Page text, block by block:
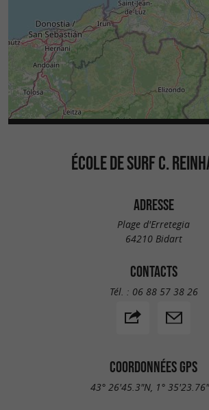
ÉCOLE DE SURF C.
ADRESSE
Plage d'Erretegia
64210 Bidart
CONTACTS
Tél. : 06 88 57 38 26
COORDONNÉES GPS
43° 26'45.3"N, 1°